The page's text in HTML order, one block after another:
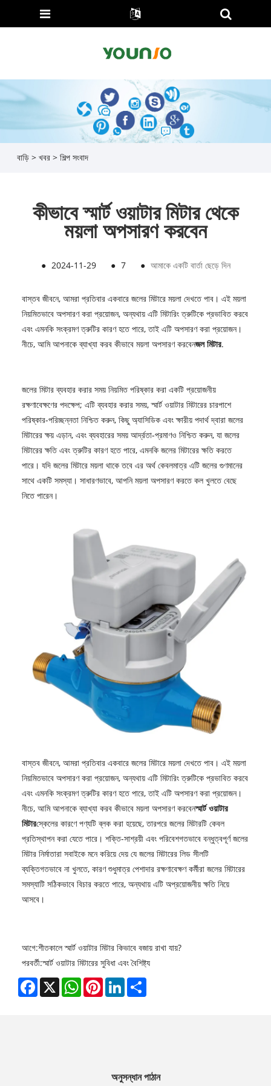
বাড়ি > খবর> শিল্প সংবাদ
কীভাবে স্মার্ট ওয়াটার মিটার থেকে
ময়লা অপসারণ করবেন
● 2024-11-29 ● 7 ● আমাকে একটি বার্তা ছেড়ে দিন
বাস্তব জীবনে, আমরা প্রতিবার একবারে জলের মিটারে ময়লা দেখতে পাব। এই ময়লা
নিয়মিতভাবে অপসারণ করা প্রয়োজন, অন্যথায় এটি মিটারিং ত্রুটিকে প্রভাবিত করবে
এবং এমনকি সংক্রমণ ত্রুটির কারণ হতে পারে, তাই এটি অপসারণ করা প্রয়োজন।
নীচে, আমি আপনাকে ব্যাখ্যা করব কীভাবে ময়লা অপসারণ করবেনজল মিটার.
জলের মিটার ব্যবহার করার সময় নিয়মিত পরিষ্কার করা একটি প্রয়োজনীয়
রক্ষণাবেক্ষণের পদক্ষেপ; এটি ব্যবহার করার সময়, স্মার্ট ওয়াটার মিটারের চারপাশে
পরিষ্কার-পরিচ্ছন্নতা নিশ্চিত করুন, কিছু অ্যাসিডিক এবং ক্ষারীয় পদার্থ দ্বারা জলের
মিটারের ক্ষয় এড়ান, এবং ব্যবহারের সময় আর্দ্রতা-প্রমাণও নিশ্চিত করুন, যা জলের
মিটারের ক্ষতি এবং ত্রুটির কারণ হতে পারে, এমনকি জলের মিটারের ক্ষতি করতে
পারে। যদি জলের মিটারে ময়লা থাকে তবে এর অর্থ কেবলমাত্র এটি জলের গুণমানের
সাথে একটি সমস্যা। সাধারণভাবে, আপনি ময়লা অপসারণ করতে কল খুলতে বেছে
নিতে পারেন।
বাস্তব জীবনে, আমরা প্রতিবার একবারে জলের মিটারে ময়লা দেখতে পাব। এই ময়লা
নিয়মিতভাবে অপসারণ করা প্রয়োজন, অন্যথায় এটি মিটারিং ত্রুটিকে প্রভাবিত করবে
এবং এমনকি সংক্রমণ ত্রুটির কারণ হতে পারে, তাই এটি অপসারণ করা প্রয়োজন।
নীচে, আমি আপনাকে ব্যাখ্যা করব কীভাবে ময়লা অপসারণ করবেনস্মার্ট ওয়াটার
মিটারস্কেলের কারণে পণ্যটি ব্লক করা হয়েছে, তারপরে জলের মিটারটি কেবল
প্রতিস্থাপন করা যেতে পারে। শক্তি-সাশ্রয়ী এবং পরিবেশগতভাবে বন্ধুত্বপূর্ণ জলের
মিটার নির্মাতারা সবাইকে মনে করিয়ে দেয় যে জলের মিটারের লিড সীলটি
ব্যক্তিগতভাবে না খুলতে, কারণ শুধুমাত্র পেশাদার রক্ষণাবেক্ষণ কর্মীরা জলের মিটারের
সমস্যাটি সঠিকভাবে বিচার করতে পারে, অন্যথায় এটি অপ্রয়োজনীয় ক্ষতি নিয়ে
আসবে।
আগে:শীতকালে স্মার্ট ওয়াটার মিটার কিভাবে বজায় রাখা যায়?
পরবর্তী:স্মার্ট ওয়াটার মিটারের সুবিধা এবং বৈশিষ্ট্য
Facebook
X WhatsAppPinterestLinkedInShare
অনুসন্ধান পাঠান